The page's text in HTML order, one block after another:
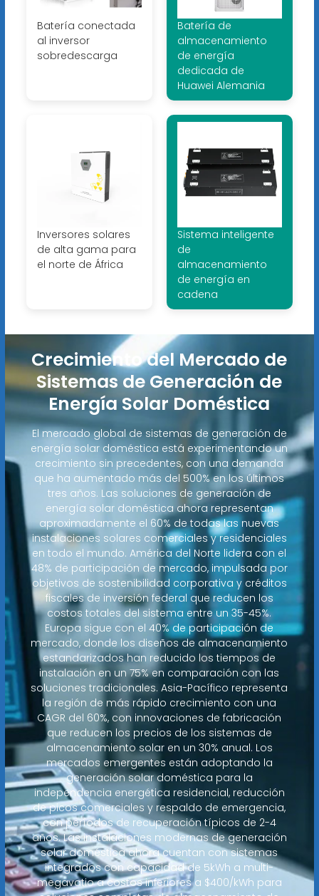
Batería conectada
al inversor
sobredescarga
Batería de
almacenamiento
de energía
dedicada de
Huawei Alemania
Inversores solares
de alta gama para
el norte de África
Sistema inteligente
de
almacenamiento
de energía en
cadena
Crecimiento del Mercado de
Sistemas de Generación de
Energía Solar Doméstica
El mercado global de sistemas de generación de
energía solar doméstica está experimentando un
crecimiento sin precedentes, con una demanda
que ha aumentado más del 500% en los últimos
tres años. Las soluciones de generación de
energía solar doméstica ahora representan
aproximadamente el 60% de todas las nuevas
instalaciones solares comerciales y residenciales
en todo el mundo. América del Norte lidera con el
48% de participación de mercado, impulsada por
objetivos de sostenibilidad corporativa y créditos
fiscales de inversión federal que reducen los
costos totales del sistema entre un 35-45%.
Europa sigue con el 40% de participación de
mercado, donde los diseños de almacenamiento
estandarizados han reducido los tiempos de
instalación en un 75% en comparación con las
soluciones tradicionales. Asia-Pacífico representa
la región de más rápido crecimiento con una
CAGR del 60%, con innovaciones de fabricación
que reducen los precios de los sistemas de
almacenamiento solar en un 30% anual. Los
mercados emergentes están adoptando la
generación solar doméstica para la
independencia energética residencial, reducción
de picos comerciales y respaldo de emergencia,
con períodos de recuperación típicos de 2-4
años. Las instalaciones modernas de generación
solar doméstica ahora cuentan con sistemas
integrados con capacidad de 5kWh a multi-
megavatio a costos inferiores a $400/kWh para